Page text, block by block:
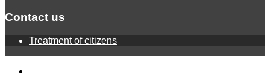
Contact us
Treatment of citizens